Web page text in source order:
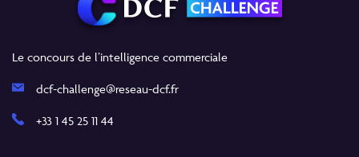
Le concours de l’intelligence commerciale
dcf-challenge@reseau-dcf.fr
+33 1 45 25 11 44